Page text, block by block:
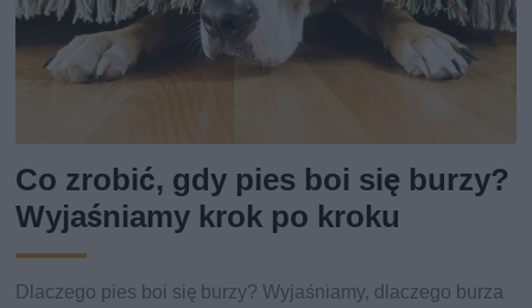
Co zrobić, gdy pies boi się burzy?
Wyjaśniamy krok po kroku
Dlaczego pies boi się burzy? Wyjaśniamy, dlaczego burza